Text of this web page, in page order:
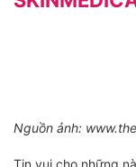
Nguồn ảnh:
Tin vui cho những